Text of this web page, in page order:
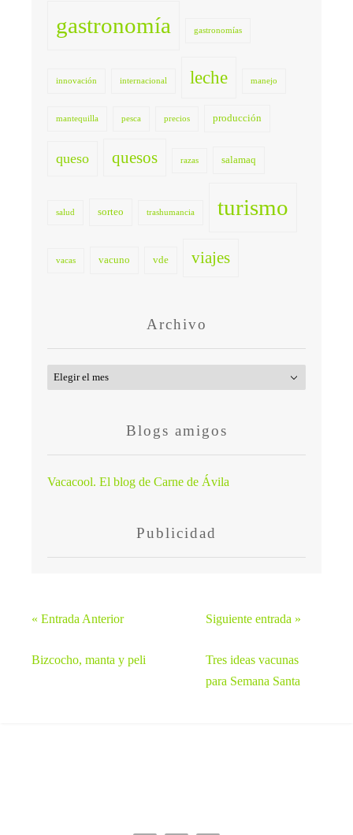
gastronomía gastronomías
innovación internacional leche manejo
mantequilla pesca precios producción
queso quesos razas salamaq
salud sorteo trashumancia turismo
vacas vacuno vde viajes
Archivo
Archivo
Blogs amigos
Vacacool. El blog de Carne de Ávila
Publicidad
« Entrada Anterior
Bizcocho, manta y peli
Siguiente entrada »
Tres ideas vacunas
para Semana Santa